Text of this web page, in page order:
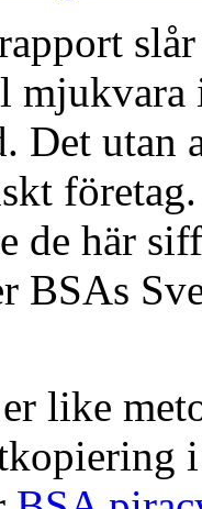
mjukvara
Det utan
de här
BSAs
like